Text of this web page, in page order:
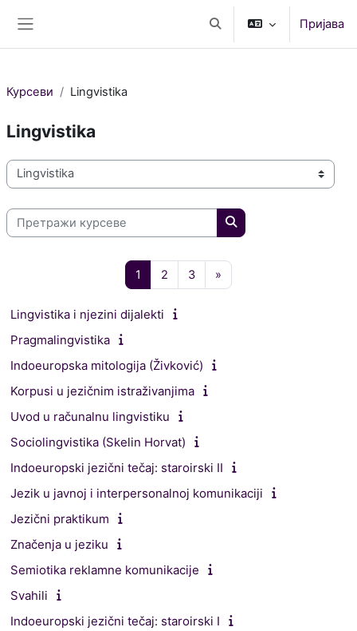
Укључи/искључи поље
Пријава
Курсеви Lingvistika
Lingvistika
Категорије курсева
Претражи курсеве
Претражи курсеве
1 Страница 1
2 Страница 2
3Страница 3
»
Lingvistika i njezini dijalekti
Pragmalingvistika
Indoeuropska mitologija (Živković)
Korpusi u jezičnim istraživanjima
Uvod u računalnu lingvistiku
Sociolingvistika (Skelin Horvat)
Indoeuropski jezični tečaj: staroirski II
Jezik u javnoj i interpersonalnoj komunikaciji
Jezični praktikum
Značenja u jeziku
Semiotika reklamne komunikacije
Svahili
Indoeuropski jezični tečaj: staroirski I